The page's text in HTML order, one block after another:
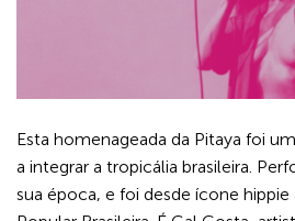
Esta homenageada da Pitaya foi
a integrar a tropicália brasileira.
sua época, e foi desde ícone